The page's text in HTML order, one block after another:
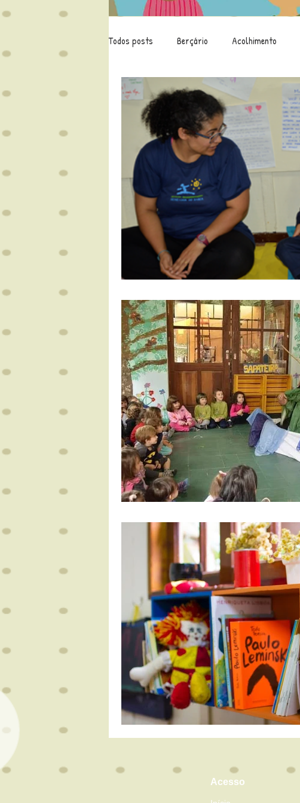
Todos posts Berçário Acolhimento
Educação Leitura Família
Covid-19 Projeto Identidade
Acesso